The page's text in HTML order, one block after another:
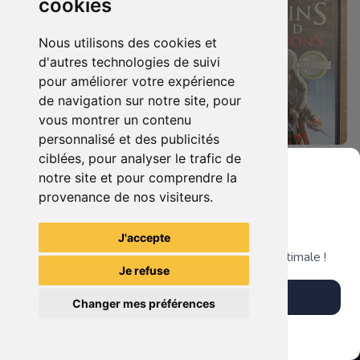
cookies
Nous utilisons des cookies et
d'autres technologies de suivi
pour améliorer votre expérience
de navigation sur notre site, pour
vous montrer un contenu
personnalisé et des publicités
ciblées, pour analyser le trafic de
notre site et pour comprendre la
provenance de nos visiteurs.
J'accepte
Je refuse
Changer mes préférences
7.90 € 0
Duo : The Elder Scrolls Iv - Oblivion + Bioshock Xbox 360
4.90 €
TheGamingR83
Grenier du Geek
Télécharge notre app pour une expérience optimale !
Télécharger l'app